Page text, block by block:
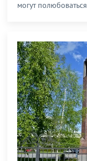
могут